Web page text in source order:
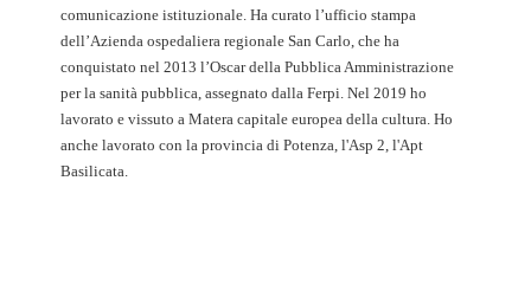
comunicazione istituzionale. Ha curato l’ufficio stampa
dell’Azienda ospedaliera regionale San Carlo, che ha
conquistato nel 2013 l’Oscar della Pubblica Amministrazione
per la sanità pubblica, assegnato dalla Ferpi. Nel 2019 ho
lavorato e vissuto a Matera capitale europea della cultura. Ho
anche lavorato con la provincia di Potenza, l'Asp 2, l'Apt
Basilicata.